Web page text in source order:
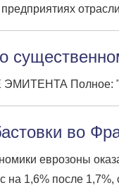
Полное:
во
еврозоны
1,6% после 1,7%,